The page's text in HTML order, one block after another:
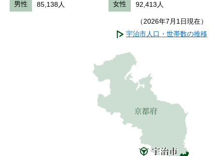
男性 85,138人 女性 92,413人
（2026年7月1日現在）
宇治市人口・世帯数の推移